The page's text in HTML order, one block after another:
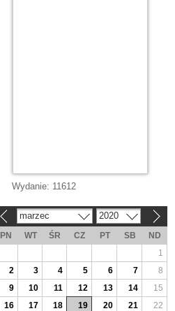
Wydanie: 11612
marzec 2020
PN WT ŚR CZ PT SB
ND
1
2
3 4 5 6 7
8
9
10 11 12 13 14
15
16
17 18 19 20 21
22